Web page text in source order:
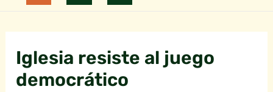
Iglesia resiste al juego
democrático